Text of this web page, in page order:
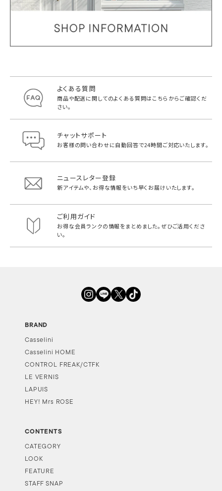
よくある質問
商品や配送に関してのよくある質問はこちらからご確認くだ
さい。
チャットサポート
お客様の問い合わせに自動回答で24時間ご対応いたします。
ニュースレター登録
新アイテムや、お得な情報をいち早く お届けいたします。
ご利用ガイド
お得な会員ランクの情報をまとめました。ぜひご活用くださ
い。
BRAND
Casselini
Casselini HOME
CONTROL FREAK/CTFK
LE VERNIS
LAPUIS
HEY! Mrs ROSE
CONTENTS
CATEGORY
LOOK
FEATURE
STAFF SNAP